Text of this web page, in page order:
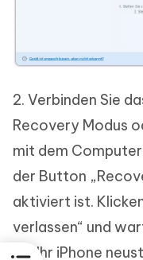
2. Verbinden Sie
Recovery Modus
mit dem
der Button
aktiviert ist.
verlassen“ und
um Ihr iPhone